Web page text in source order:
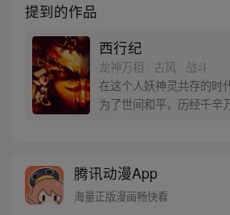
提到的作品
西行纪
龙神万相 · 古风 · 战斗
在这个人妖神灵共存的时
为了世间和平，历经千辛
辞万难，找到唐三藏大法
寻回徒弟们，组成全新“
腾讯动漫App
海量正版漫画畅快看